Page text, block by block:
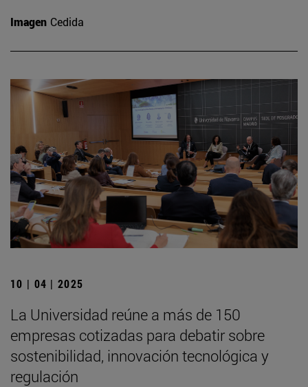
Imagen Cedida
10 | 04 | 2025
La Universidad reúne a más de 150
empresas cotizadas para debatir sobre
sostenibilidad, innovación tecnológica y
regulación